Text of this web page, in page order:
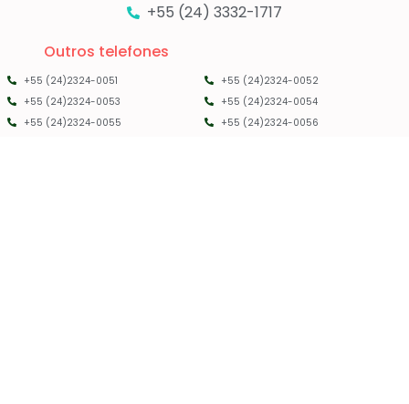
+55 (24) 3332-1717
Outros telefones
+55 (24)2324-0051
+55 (24)2324-0052
+55 (24)2324-0053
+55 (24)2324-0054
+55 (24)2324-0055
+55 (24)2324-0056